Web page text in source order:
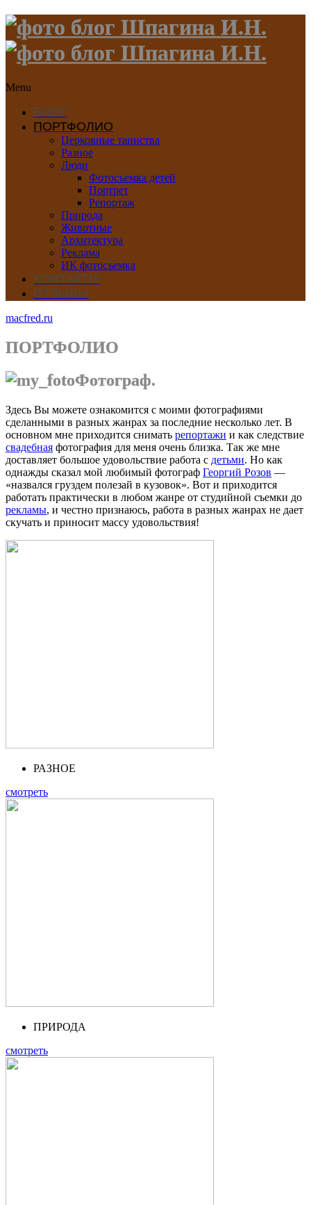
Menu
БЛОГ
ПОРТФОЛИО
Церковные таинства
Разное
Люди
Фотосъемка детей
Портрет
Репортаж
Природа
Животные
Архитектура
Реклама
ИК фотосъемка
КОНТАКТЫ
ОТЗЫВЫ
macfred.ru
ПОРТФОЛИО
Фотограф.
Здесь Вы можете ознакомится с моими фотографиями
сделанными в разных жанрах за последние несколько лет. В
основном мне приходится снимать репортажи и как следствие
свадебная фотография для меня очень близка. Так же мне
доставляет большое удовольствие работа с детьми. Но как
однажды сказал мой любимый фотограф Георгий Розов —
«назвался груздем полезай в кузовок». Вот и приходится
работать практически в любом жанре от студийной съемки до
рекламы, и честно признаюсь, работа в разных жанрах не дает
скучать и приносит массу удовольствия!
РАЗНОЕ
смотреть
ПРИРОДА
смотреть